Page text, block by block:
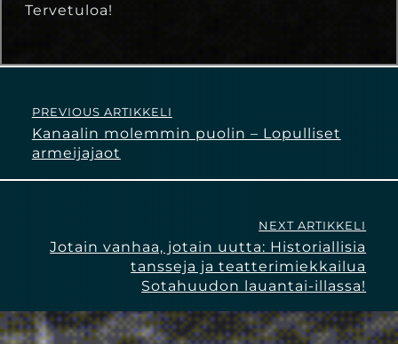
Tervetuloa!
PREVIOUS ARTIKKELI
Kanaalin molemmin puolin – Lopulliset
armeijajaot
NEXT ARTIKKELI
Jotain vanhaa, jotain uutta: Historiallisia
tansseja ja teatterimiekkailua
Sotahuudon lauantai-illassa!